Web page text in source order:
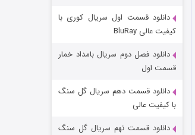
شکست استوارت در نجات جهان
قسمت ۷ (زیرنویس) منتشر شد
دانلود قسمت اول سریال کوری با
کیفیت عالی BluRay
دانلود فصل دوم سریال بامداد خمار
قسمت اول
دانلود قسمت دهم سریال گل سنگ
با کیفیت عالی
دانلود قسمت نهم سریال گل سنگ